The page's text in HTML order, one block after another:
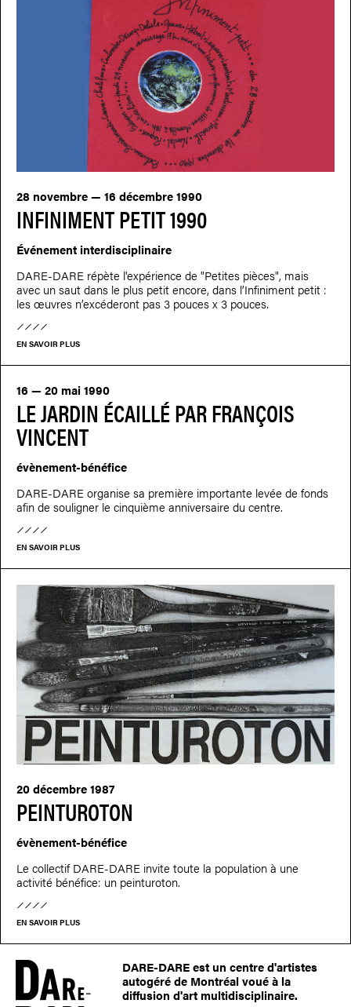
INFINIMENT PETIT 1990
28 novembre — 16 décembre 1990
Événement interdisciplinaire
DARE-DARE répète l'expérience de "Petites pièces", mais
avec un saut dans le plus petit encore, dans l’Infiniment petit :
les œuvres n’excéderont pas 3 pouces x 3 pouces.
EN SAVOIR PLUS
LE JARDIN ÉCAILLÉ PAR FRANÇOIS
VINCENT
16 — 20 mai 1990
évènement-bénéfice
DARE-DARE organise sa première importante levée de fonds
afin de souligner le cinquième anniversaire du centre.
EN SAVOIR PLUS
PEINTUROTON
20 décembre 1987
évènement-bénéfice
Le collectif DARE-DARE invite toute la population à une
activité bénéfice: un peinturoton.
EN SAVOIR PLUS
DARE-DARE est un centre d'artistes
autogéré de Montréal voué à la
diffusion d'art multidisciplinaire.